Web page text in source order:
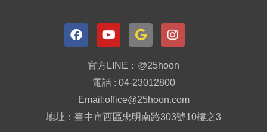
官方LINE：@25hoon
電話 : 04-23012800
Email:office@25hoon.com
地址：臺中市西區忠明南路303號10樓之3